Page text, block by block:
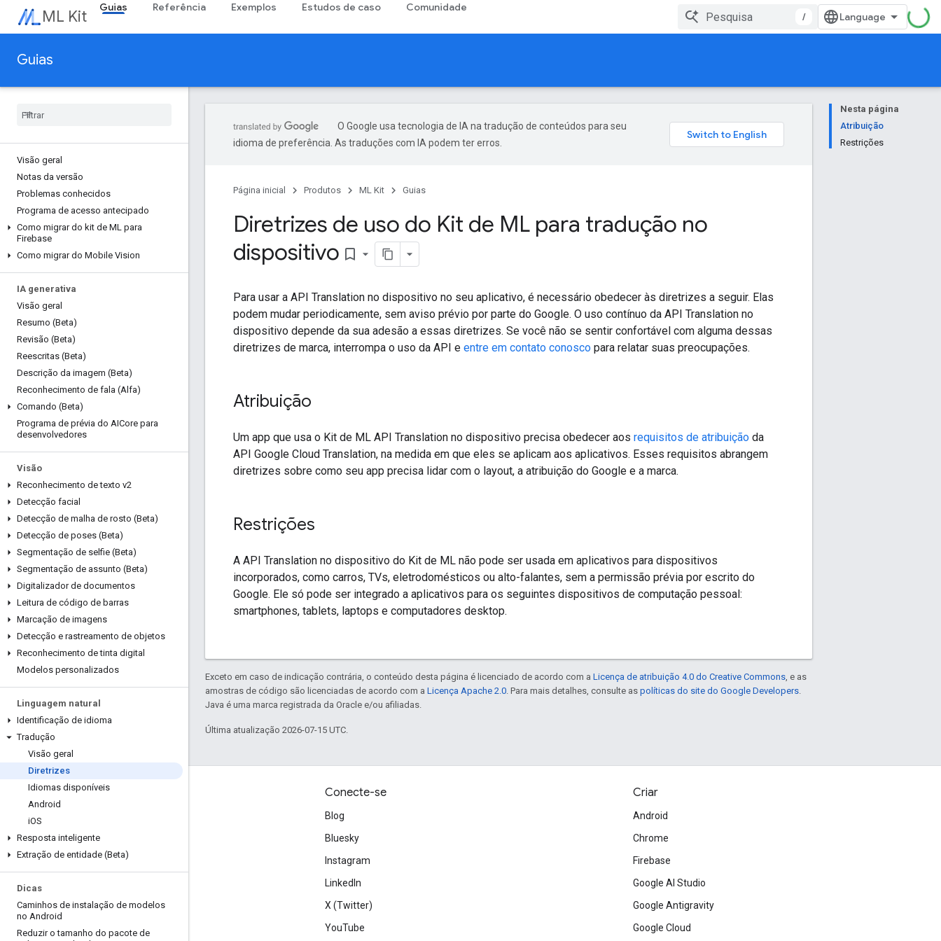
ML Kit Guias Referência Exemplos Estudos de caso Comunidade
/
Guias
Visão geral
Notas da versão
Problemas conhecidos
Programa de acesso antecipado
Como migrar do kit de ML para
Firebase
Como migrar do Mobile Vision
IA generativa
Visão geral
Resumo (Beta)
Revisão (Beta)
Reescritas (Beta)
Descrição da imagem (Beta)
Reconhecimento de fala (Alfa)
Comando (Beta)
Programa de prévia do AICore para
desenvolvedores
Visão
Reconhecimento de texto v2
Detecção facial
Detecção de malha de rosto (Beta)
Detecção de poses (Beta)
Segmentação de selfie (Beta)
Segmentação de assunto (Beta)
Digitalizador de documentos
Leitura de código de barras
Marcação de imagens
Detecção e rastreamento de objetos
Reconhecimento de tinta digital
Modelos personalizados
Linguagem natural
Identificação de idioma
Tradução
Visão geral
Diretrizes
Idiomas disponíveis
Android
iOS
Resposta inteligente
Extração de entidade (Beta)
Dicas
Caminhos de instalação de modelos
no Android
Reduzir o tamanho do pacote de
Nesta página
Atribuição
Restrições
O Google usa tecnologia de IA na tradução de conteúdos para seu
idioma de preferência. As traduções com IA podem ter erros.
Página inicial Produtos ML Kit Guias
Diretrizes de uso do Kit de ML para tradução no
dispositivo bookmark_border
Para usar a API Translation no dispositivo no seu aplicativo, é necessário obedecer às diretrizes a seguir. Elas
podem mudar periodicamente, sem aviso prévio por parte do Google. O uso contínuo da API Translation no
dispositivo depende da sua adesão a essas diretrizes. Se você não se sentir confortável com alguma dessas
diretrizes de marca, interrompa o uso da API e entre em contato conosco para relatar suas preocupações.
Atribuição
Um app que usa o Kit de ML API Translation no dispositivo precisa obedecer aos requisitos de atribuição da
API Google Cloud Translation, na medida em que eles se aplicam aos aplicativos. Esses requisitos abrangem
diretrizes sobre como seu app precisa lidar com o layout, a atribuição do Google e a marca.
Restrições
A API Translation no dispositivo do Kit de ML não pode ser usada em aplicativos para dispositivos
incorporados, como carros, TVs, eletrodomésticos ou alto-falantes, sem a permissão prévia por escrito do
Google. Ele só pode ser integrado a aplicativos para os seguintes dispositivos de computação pessoal:
smartphones, tablets, laptops e computadores desktop.
Exceto em caso de indicação contrária, o conteúdo desta página é licenciado de acordo com a Licença de atribuição 4.0 do Creative Commons , e as
amostras de código são licenciadas de acordo com a Licença Apache 2.0 . Para mais detalhes, consulte as políticas do site do Google Developers
Java é uma marca registrada da Oracle e/ou afiliadas.
Última atualização 2026-07-15 UTC.
Envolver
Google Developer Program
Google Developer Groups
Google Developer Experts
Accelerators
Google Cloud & NVIDIA
Conecte-se
Blog
Bluesky
Instagram
LinkedIn
X (Twitter)
YouTube
Criar
Android
Chrome
Firebase
Google AI Studio
Google Antigravity
Google Cloud